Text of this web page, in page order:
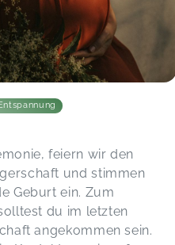
feiern wir den
und stimmen
Geburt ein. Zum
du im letzten
angekommen sein.